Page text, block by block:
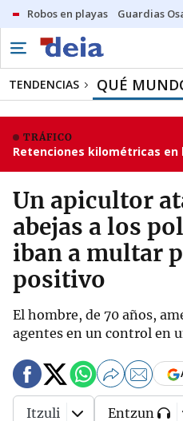
Robos en playas Guardias
TENDENCIAS QUÉ
TRÁFICO
Retenciones kilométricas en
Un apicultor
abejas a los
iban a multar
positivo
El hombre, de 70 años,
agentes en un control en
Itzuli Entzun